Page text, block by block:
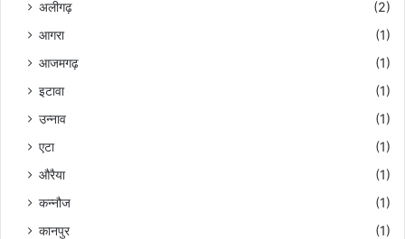
अलीगढ़
(2)
आगरा
(1)
आजमगढ़
(1)
इटावा
(1)
उन्नाव
(1)
एटा
(1)
औरैया
(1)
कन्नौज
(1)
कानपुर
(1)